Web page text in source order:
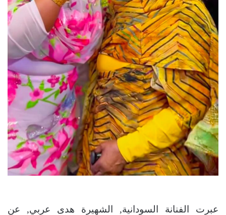
عبرت الفنانة السودانية, الشهيرة هدى عربي, عن